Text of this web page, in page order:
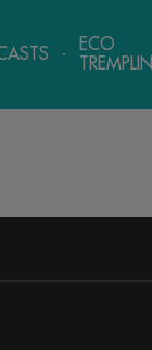
ECO
TREMPLIN